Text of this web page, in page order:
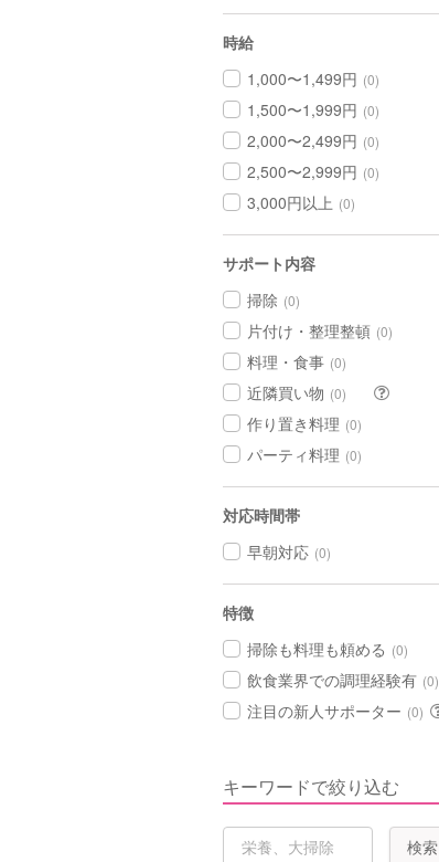
時給
1,000〜1,499円 (0)
1,500〜1,999円 (0)
2,000〜2,499円 (0)
2,500〜2,999円 (0)
3,000円以上 (0)
サポート内容
掃除 (0)
片付け・整理整頓 (0)
料理・食事 (0)
近隣買い物 (0)
作り置き料理 (0)
パーティ料理 (0)
対応時間帯
早朝対応 (0)
特徴
掃除も料理も頼める (0)
飲食業界での調理経験有 (0)
注目の新人サポーター (0)
キーワードで絞り込む